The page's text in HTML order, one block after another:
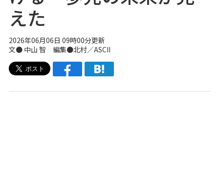
えた
2026年06月06日 09時00分更新
文● 中山 智 編集●北村／ASCII